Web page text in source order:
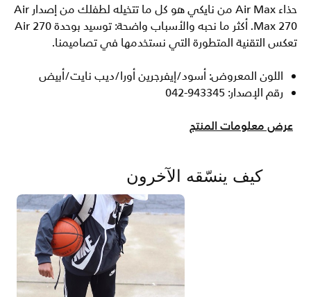
حذاء Air Max من نايكي هو كل ما تتخيله لطفلك من إصدار Air
Max 270. أكثر ما نحبه والأسباب واضحة: توسيد بوحدة Air 270
تعكس التقنية المتطورة التي نستخدمها في تصاميمنا.
اللون المعروض: أسود/إيفرجرين أورا/ديب نايت/أبيض
رقم الإصدار: 943345-042
عرض معلومات المنتج